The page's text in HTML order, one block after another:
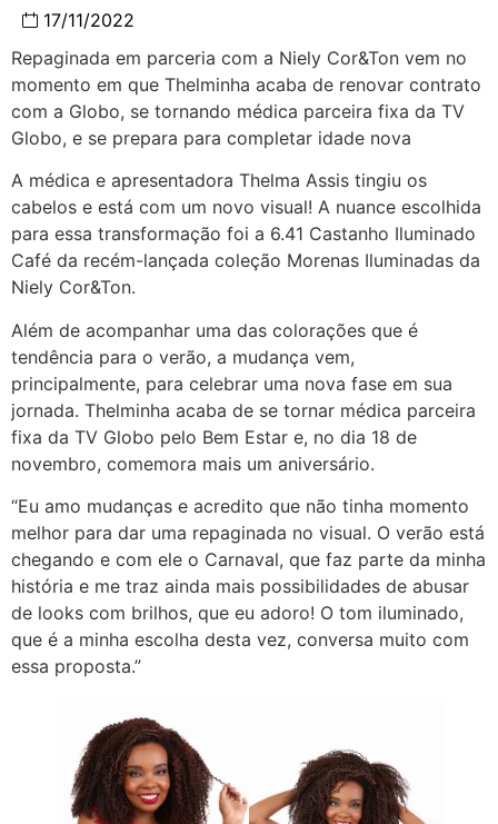
17/11/2022
Repaginada em parceria com a Niely Cor&Ton vem no
momento em que Thelminha acaba de renovar contrato
com a Globo, se tornando médica parceira fixa da TV
Globo, e se prepara para completar idade nova
A médica e apresentadora Thelma Assis tingiu os
cabelos e está com um novo visual! A nuance escolhida
para essa transformação foi a 6.41 Castanho Iluminado
Café da recém-lançada coleção Morenas Iluminadas da
Niely Cor&Ton.
Além de acompanhar uma das colorações que é
tendência para o verão, a mudança vem,
principalmente, para celebrar uma nova fase em sua
jornada. Thelminha acaba de se tornar médica parceira
fixa da TV Globo pelo Bem Estar e, no dia 18 de
novembro, comemora mais um aniversário.
“Eu amo mudanças e acredito que não tinha momento
melhor para dar uma repaginada no visual. O verão está
chegando e com ele o Carnaval, que faz parte da minha
história e me traz ainda mais possibilidades de abusar
de looks com brilhos, que eu adoro! O tom iluminado,
que é a minha escolha desta vez, conversa muito com
essa proposta.”